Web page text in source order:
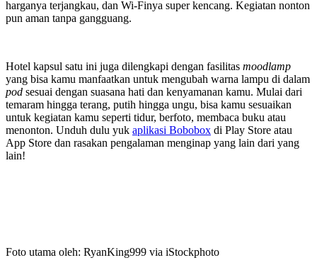
harganya terjangkau, dan Wi-Finya super kencang. Kegiatan nonton
pun aman tanpa gangguang.
Hotel kapsul satu ini juga dilengkapi dengan fasilitas moodlamp
yang bisa kamu manfaatkan untuk mengubah warna lampu di dalam
pod sesuai dengan suasana hati dan kenyamanan kamu. Mulai dari
temaram hingga terang, putih hingga ungu, bisa kamu sesuaikan
untuk kegiatan kamu seperti tidur, berfoto, membaca buku atau
menonton. Unduh dulu yuk aplikasi Bobobox di Play Store atau
App Store dan rasakan pengalaman menginap yang lain dari yang
lain!
Foto utama oleh: RyanKing999 via iStockphoto